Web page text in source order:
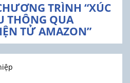
TRÌNH “XÚC
THÔNG QUA
TỬ AMAZON”